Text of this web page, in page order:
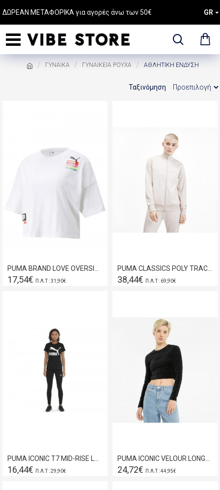
ΔΩΡΕΑΝ ΜΕΤΑΦΟΡΙΚΑ για αγορές άνω των 50€ GR
ΓΥΝΑΙΚΑ ΓΥΝΑΙΚΕΙΑ ΡΟΥΧΑ ΑΘΛΗΤΙΚΗ ΕΝΔΥΣΗ
Ταξινόμηση
17,54€ Π.Λ.Τ : 31,90€
PUMA CLASSICS POLY TRACK JACKET PASTEL PARCHMENT
38,44€ Π.Λ.Τ : 69,90€
16,44€ Π.Λ.Τ : 29,90€ 24,72€ Π.Λ.Τ : 44,95€